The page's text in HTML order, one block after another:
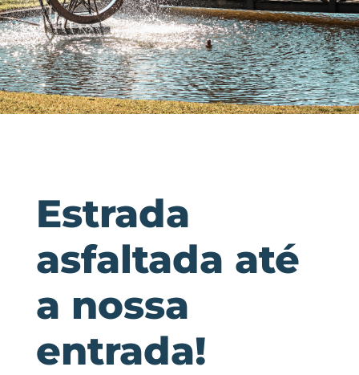
Estrada
asfaltada até
a nossa
entrada!